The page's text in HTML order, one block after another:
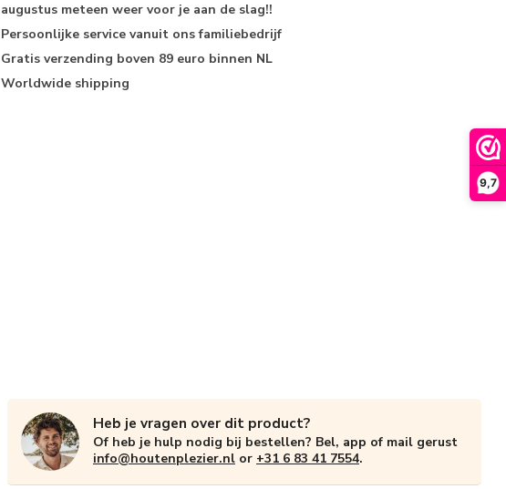
9,7
augustus meteen weer voor je aan de slag!!
Persoonlijke service vanuit ons familiebedrijf
Gratis verzending boven 89 euro binnen NL
Worldwide shipping
Heb je vragen over dit product?
Of heb je hulp nodig bij bestellen? Bel, app of mail gerust
info@houtenplezier.nl or +31 6 83 41 7554.